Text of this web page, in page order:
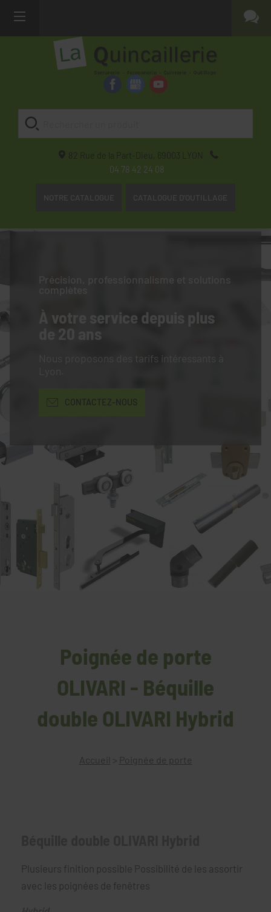
82 Rue de la Part-Dieu, 69003
LYON
04 78 42 24 08
NOTRE CATALOGUE CATALOGUE D'OUTILLAGE
Précision, professionnalisme et solutions
complètes
À votre service depuis plus
de 20 ans
Nous proposons des tarifs intéressants à
CONTACTEZ-NOUS
Poignée de porte
OLIVARI - Béquille
double OLIVARI Hybrid
Accueil > Poignée de porte
Plusieurs finition possible Possibilité de les assortir
avec les poignées de fenêtres